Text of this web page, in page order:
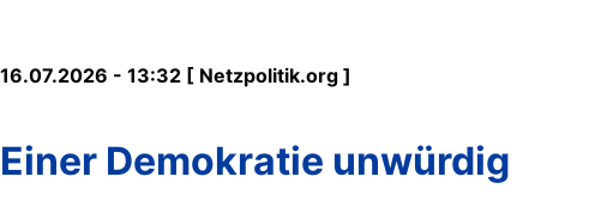
16.07.2026 - 13:32 [ Netzpolitik.org ]
Einer Demokratie unwürdig